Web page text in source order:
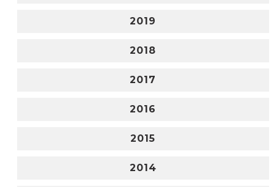
2019
2018
2017
2016
2015
2014